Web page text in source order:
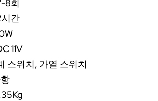
8회
간
11V
스위치, 가열 스위치